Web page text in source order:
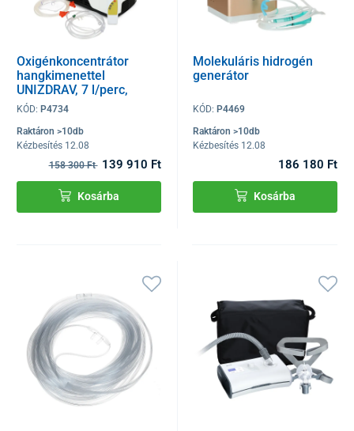
Oxigénkoncentrátor
hangkimenettel
UNIZDRAV, 7 l/perc,
fehér
KÓD: P4734
Raktáron >10db
Kézbesítés 12.08
158 300 Ft 139 910 Ft
Kosárba
Molekuláris hidrogén
generátor
KÓD:P4469
Raktáron >10db
Kézbesítés 12.08
186 180 Ft
Kosárba